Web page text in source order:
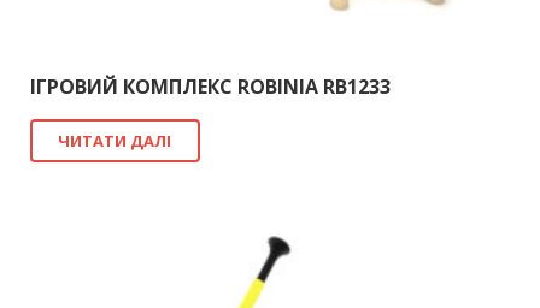
ІГРОВИЙ КОМПЛЕКС ROBINIA RB1233
ЧИТАТИ ДАЛІ